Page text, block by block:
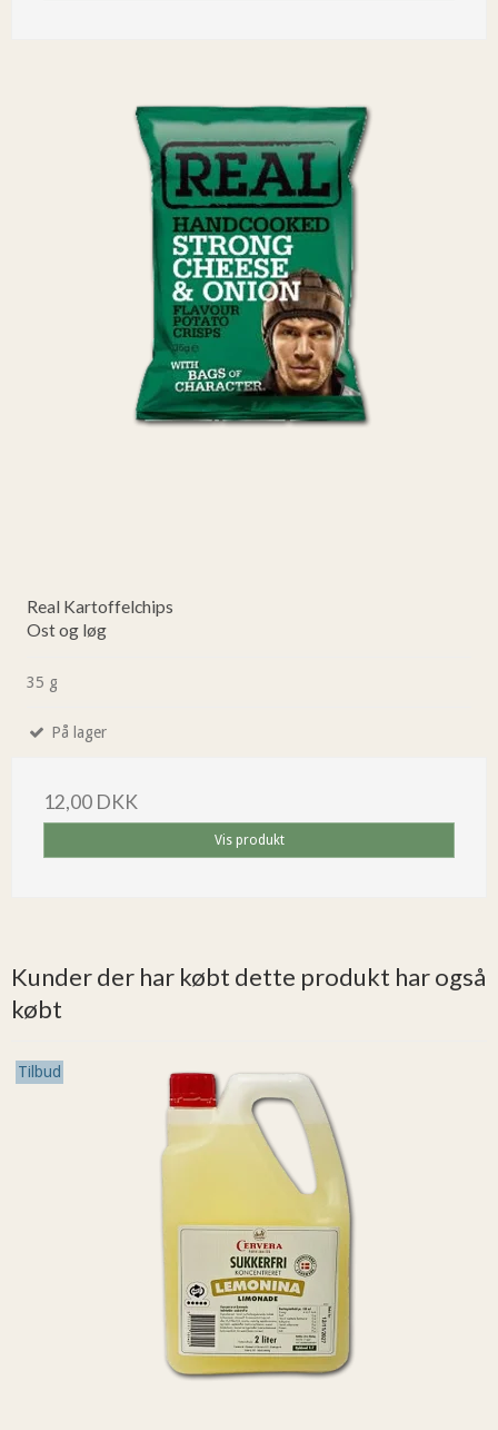
Real Kartoffelchips
Ost og løg
35 g
På lager
12,00 DKK
Vis produkt
Kunder der har købt dette produkt har også
købt
Tilbud